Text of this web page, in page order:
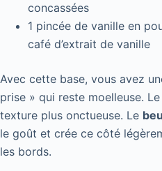
concassées
1 pincée de vanille en
café d’extrait de vanille
Avec cette base, vous avez
prise » qui reste moelleuse. Le
texture plus onctueuse. Le
le goût et crée ce côté
les bords.